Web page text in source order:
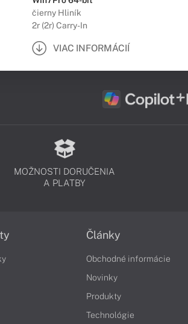
čierny Hliník
2r (2r) Carry-In
VIAC INFORMÁCIÍ
MOŽNOSTI DORUČENIA
A PLATBY
Články
Obchodné informácie
Novinky
Produkty
Technológie